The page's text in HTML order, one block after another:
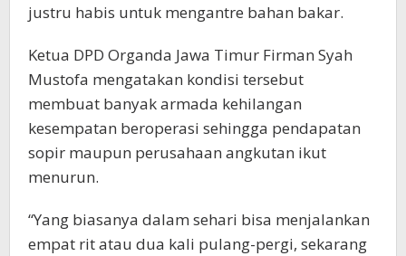
justru habis untuk mengantre bahan bakar.
Ketua DPD Organda Jawa Timur Firman Syah
Mustofa mengatakan kondisi tersebut
membuat banyak armada kehilangan
kesempatan beroperasi sehingga pendapatan
sopir maupun perusahaan angkutan ikut
menurun.
“Yang biasanya dalam sehari bisa menjalankan
empat rit atau dua kali pulang-pergi, sekarang